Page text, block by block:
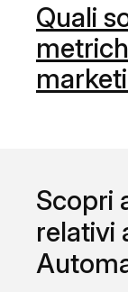
Quali
Scopri
relativi